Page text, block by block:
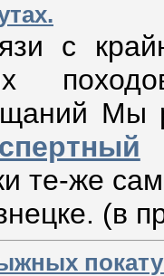
с
Мы
те-же
(в